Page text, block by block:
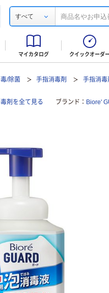
すべて
マイカタログ クイックオーダー
/除菌 手指消毒剤 手指消毒
剤を全て見る ブランド Biore'